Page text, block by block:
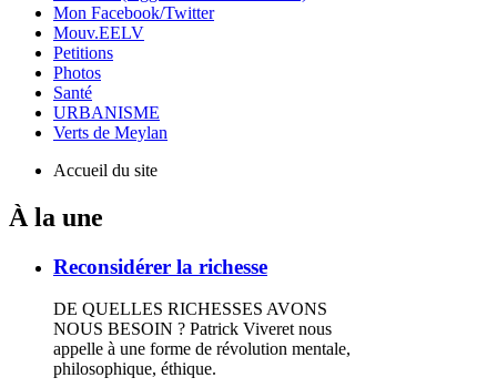
Mon Facebook/Twitter
Mouv.EELV
Petitions
Photos
Santé
URBANISME
Verts de Meylan
Accueil du site
À la une
Reconsidérer la richesse
DE QUELLES RICHESSES AVONS
NOUS BESOIN ? Patrick Viveret nous
appelle à une forme de révolution mentale,
philosophique, éthique.